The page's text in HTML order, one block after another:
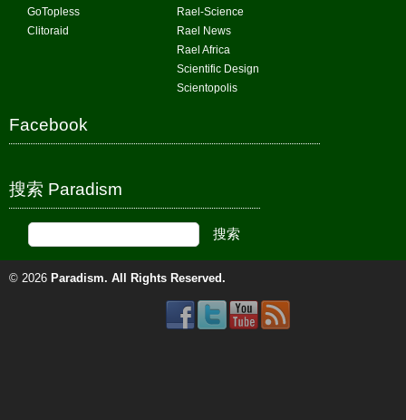
GoTopless
Clitoraid
Rael-Science
Rael News
Rael Africa
Scientific Design
Scientopolis
Facebook
搜索 Paradism
© 2026 Paradism. All Rights Reserved.